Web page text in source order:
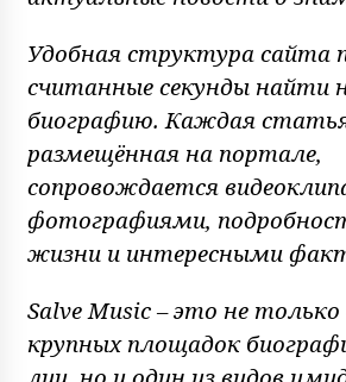
Удобная структура сайта
считанные секунды найти
биографию. Каждая
размещённая на портале,
сопровождается
фотографиями,
жизни и интересными
Salve Music – это не только
крупных площадок